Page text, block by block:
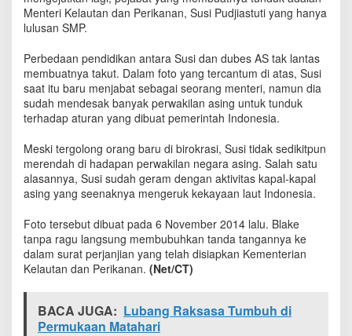
T
a
u
k
a
n
D
b
e
s
A
Menteri Kelautan dan Perikanan, Susi Pudjiastuti yang hanya
lulusan SMP.
Perbedaan pendidikan antara Susi dan dubes AS tak lantas
membuatnya takut. Dalam foto yang tercantum di atas, Susi
saat itu baru menjabat sebagai seorang menteri, namun dia
sudah mendesak banyak perwakilan asing untuk tunduk
terhadap aturan yang dibuat pemerintah Indonesia.
Meski tergolong orang baru di birokrasi, Susi tidak sedikitpun
merendah di hadapan perwakilan negara asing. Salah satu
alasannya, Susi sudah geram dengan aktivitas kapal-kapal
asing yang seenaknya mengeruk kekayaan laut Indonesia.
Foto tersebut dibuat pada 6 November 2014 lalu. Blake
tanpa ragu langsung membubuhkan tanda tangannya ke
dalam surat perjanjian yang telah disiapkan Kementerian
Kelautan dan Perikanan. (Net/CT)
BACA JUGA: Lubang Raksasa Tumbuh di
Permukaan Matahari